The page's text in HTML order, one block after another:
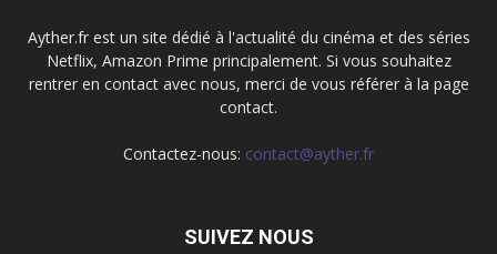
Ayther.fr est un site dédié à l'actualité du cinéma et des séries
Netflix, Amazon Prime principalement. Si vous souhaitez
rentrer en contact avec nous, merci de vous référer à la page
contact.
Contactez-nous: contact@ayther.fr
SUIVEZ NOUS